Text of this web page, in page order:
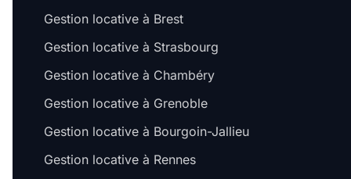
Gestion locative à Brest
Gestion locative à Strasbourg
Gestion locative à Chambéry
Gestion locative à Grenoble
Gestion locative à Bourgoin-Jallieu
Gestion locative à Rennes